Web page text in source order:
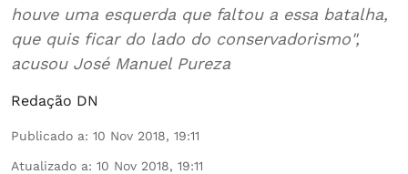
houve uma esquerda que faltou a essa batalha,
que quis ficar do lado do conservadorismo",
acusou José Manuel Pureza
Redação DN
Publicado a: 10 Nov 2018, 19:11
Atualizado a: 10 Nov 2018, 19:11